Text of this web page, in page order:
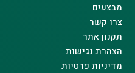
מבצעים
צרו קשר
תקנון אתר
הצהרת נגישות
מדיניות פרטיות